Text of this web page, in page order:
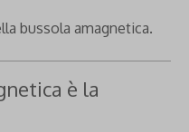
bussola amagnetica.
è la